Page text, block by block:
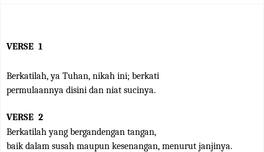
VERSE 1
Berkatilah, ya Tuhan, nikah ini; berkati
permulaannya disini dan niat sucinya.
VERSE 2
Berkatilah yang bergandengan tangan,
baik dalam susah maupun kesenangan, menurut janjinya.